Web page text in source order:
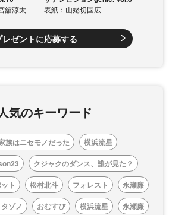
舘涼太 表紙：山姥切国広
レゼントに応募する
人気のキーワード
はニセモノだった
横浜流星
クジャクのダンス、誰が見た？
ト 松村北斗 フォレスト
永瀬廉
ゾノ おむすび 横浜流星
永瀬廉